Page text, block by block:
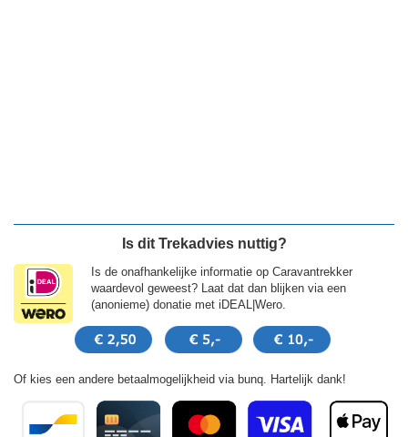
Is dit Trekadvies nuttig?
Is de onafhankelijke informatie op Caravantrekker
waardevol geweest? Laat dat dan blijken via een
(anonieme) donatie met iDEAL|Wero.
Of kies een andere betaalmogelijkheid via bunq. Hartelijk dank!